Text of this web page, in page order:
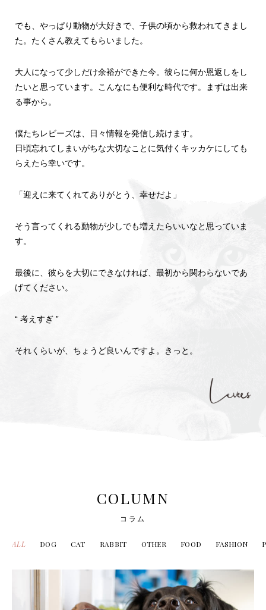
でも、やっぱり動物が大好きで、子供の頃から救われてきまし
た。たくさん教えてもらいました。
大人になって少しだけ余裕ができた今。彼らに何か恩返しをし
たいと思っています。こんなにも便利な時代です。まずは出来
る事から。
僕たちレビーズは、日々情報を発信し続けます。
日頃忘れてしまいがちな大切なことに気付くキッカケにしても
らえたら幸いです。
「迎えに来てくれてありがとう、幸せだよ」
そう言ってくれる動物が少しでも増えたらいいなと思っていま
す。
最後に、彼らを大切にできなければ、最初から関わらないであ
げてください。
“ 考えすぎ ”
それくらいが、ちょうど良いんですよ。きっと。
COLUMN
コラム
ALL DOG CAT RABBIT OTHER FOOD FASHION